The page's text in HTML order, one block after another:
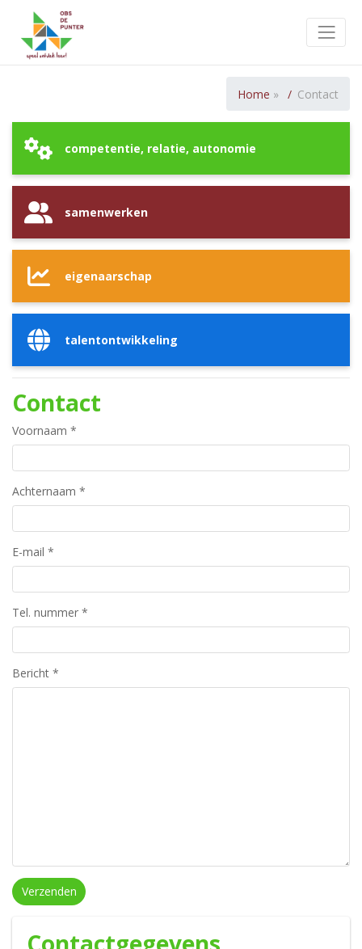
Home » Contact
competentie, relatie, autonomie
samenwerken
eigenaarschap
talentontwikkeling
Contact
Voornaam *
Achternaam *
E-mail *
Tel. nummer *
Bericht *
Verzenden